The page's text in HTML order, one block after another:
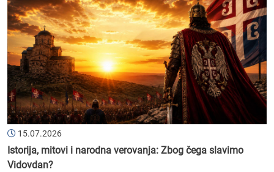
15.07.2026
Istorija, mitovi i narodna verovanja: Zbog čega slavimo
Vidovdan?